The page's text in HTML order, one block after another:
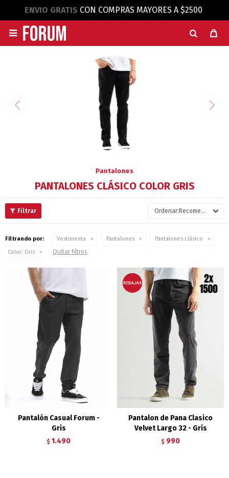
ENVIO GRATIS CON COMPRAS MAYORES A $2500

Pantalones
PANTALONES CLÁSICO COLOR GRIS
Recomendados
Filtrando por: Vestimenta Pantalones
Pantalones clásico
Color: Gris Quitar filtros
Pantalón Casual Forum -
Gris
$ 1.490
Pantalon de Pana Clasico
Velvet Largo 32 - Gris
$ 990